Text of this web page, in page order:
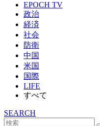
EPOCH TV
政治
経済
社会
防衛
中国
米国
国際
LIFE
すべて
SEARCH